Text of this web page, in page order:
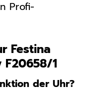
Profi-
Festina
F20658/1
der Uhr?